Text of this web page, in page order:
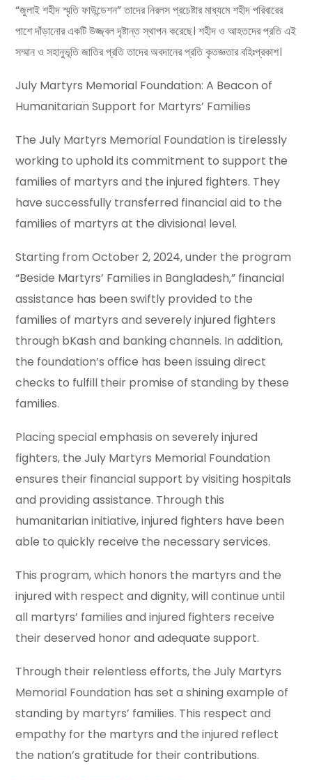
“জুলাই শহীদ স্মৃতি ফাউন্ডেশন” তাদের নিরলস প্রচেষ্টার মাধ্যমে শহীদ পরিবারের
পাশে দাঁড়ানোর একটি উজ্জ্বল দৃষ্টান্ত স্থাপন করেছে। শহীদ ও আহতদের প্রতি এই
সম্মান ও সহানুভূতি জাতির প্রতি তাদের অবদানের প্রতি কৃতজ্ঞতার বহিঃপ্রকাশ।
July Martyrs Memorial Foundation: A Beacon of
Humanitarian Support for Martyrs’ Families
The July Martyrs Memorial Foundation is tirelessly
working to uphold its commitment to support the
families of martyrs and the injured fighters. They
have successfully transferred financial aid to the
families of martyrs at the divisional level.
Starting from October 2, 2024, under the program
“Beside Martyrs’ Families in Bangladesh,” financial
assistance has been swiftly provided to the
families of martyrs and severely injured fighters
through bKash and banking channels. In addition,
the foundation’s office has been issuing direct
checks to fulfill their promise of standing by these
families.
Placing special emphasis on severely injured
fighters, the July Martyrs Memorial Foundation
ensures their financial support by visiting hospitals
and providing assistance. Through this
humanitarian initiative, injured fighters have been
able to quickly receive the necessary services.
This program, which honors the martyrs and the
injured with respect and dignity, will continue until
all martyrs’ families and injured fighters receive
their deserved honor and adequate support.
Through their relentless efforts, the July Martyrs
Memorial Foundation has set a shining example of
standing by martyrs’ families. This respect and
empathy for the martyrs and the injured reflect
the nation’s gratitude for their contributions.